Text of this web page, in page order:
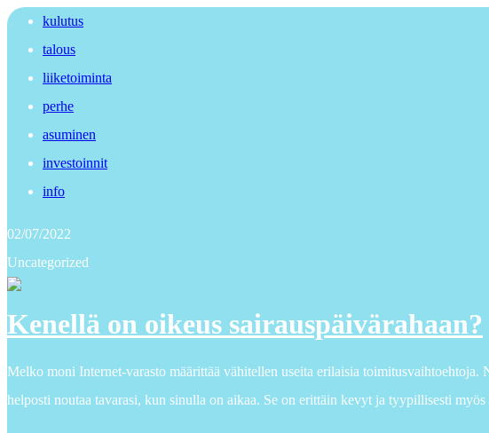
kulutus
talous
liiketoiminta
perhe
asuminen
investoinnit
info
02/07/2022
Uncategorized
Kenellä on oikeus sairauspäivärahaan?
Melko moni Internet-varasto määrittää vähitellen useita erilaisia
helposti noutaa tavarasi, kun sinulla on aikaa. Se on erittäin kevyt ja tyypillisesti